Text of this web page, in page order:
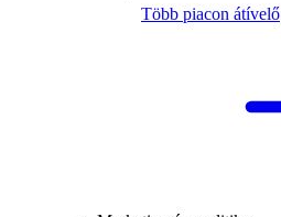
Több piacon átívelő